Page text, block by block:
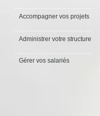
Accompagner vos projets
Administrer votre structure
Gérer vos salariés